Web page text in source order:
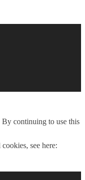
continuing to use this
see here: